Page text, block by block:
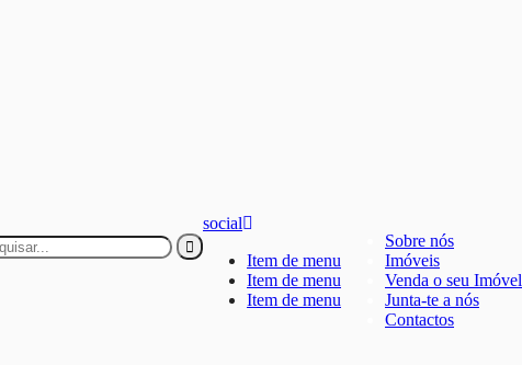
Sobre nós
Imóveis
Venda o seu Imóvel
Junta-te a nós
Contactos
social
Item de menu
Item de menu
Item de menu